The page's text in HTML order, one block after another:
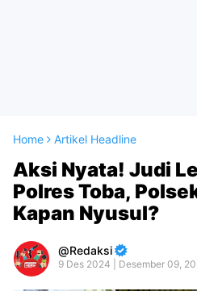
Home Artikel Headline
Aksi Nyata! Judi
Polres Toba,
Kapan Nyusul?
Redaksi
9 Des 2024 | Desember 09,